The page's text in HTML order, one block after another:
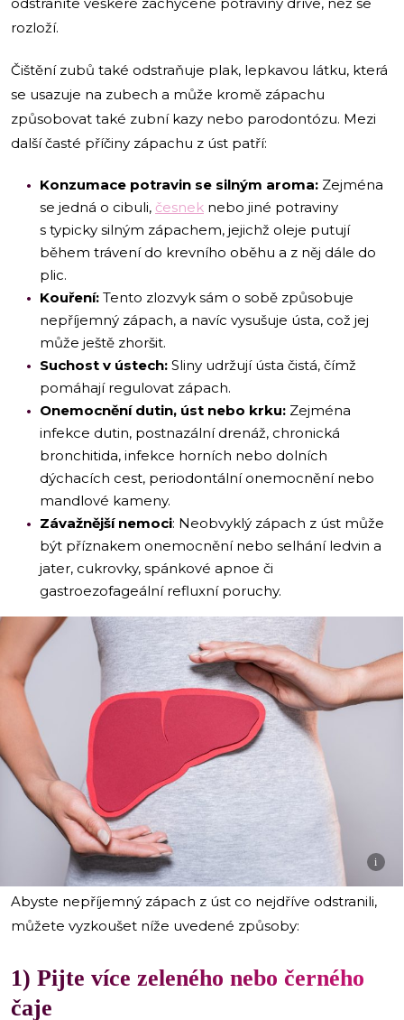
rozloží.
Čištění zubů také odstraňuje plak, lepkavou látku, která
se usazuje na zubech a může kromě zápachu
způsobovat také zubní kazy nebo parodontózu. Mezi
další časté příčiny zápachu z úst patří:
Konzumace potravin se silným aroma: Zejména
se jedná o cibuli, česnek nebo jiné potraviny
s typicky silným zápachem, jejichž oleje putují
během trávení do krevního oběhu a z něj dále do
plic.
Kouření: Tento zlozvyk sám o sobě způsobuje
nepříjemný zápach, a navíc vysušuje ústa, což jej
může ještě zhoršit.
Suchost v ústech: Sliny udržují ústa čistá, čímž
pomáhají regulovat zápach.
Onemocnění dutin, úst nebo krku: Zejména
infekce dutin, postnazální drenáž, chronická
bronchitida, infekce horních nebo dolních
dýchacích cest, periodontální onemocnění nebo
mandlové kameny.
Závažnější nemoci: Neobvyklý zápach z úst může
být příznakem onemocnění nebo selhání ledvin a
jater, cukrovky, spánkové apnoe či
gastroezofageální refluxní poruchy.
i
Abyste nepříjemný zápach z úst co nejdříve odstranili,
můžete vyzkoušet níže uvedené způsoby:
1) Pijte více zeleného nebo černého
čaje